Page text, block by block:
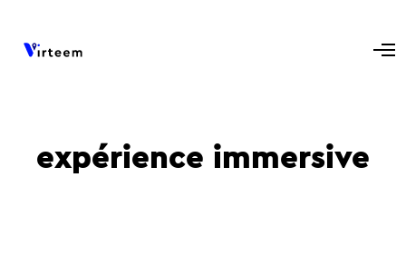
expérience immersive